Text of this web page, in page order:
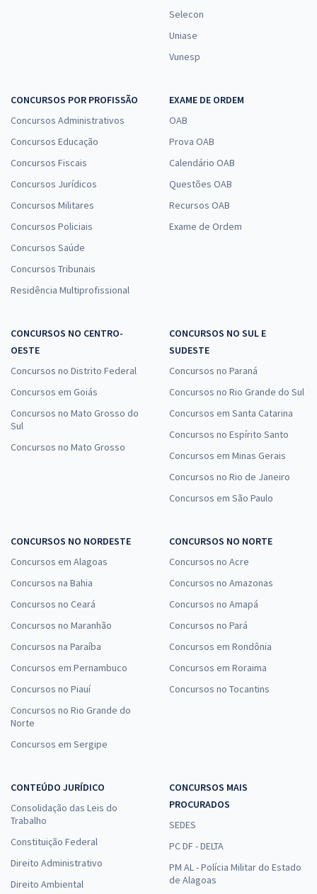
Selecon
Uniase
Vunesp
CONCURSOS POR PROFISSÃO
Concursos Administrativos
Concursos Educação
Concursos Fiscais
Concursos Jurídicos
Concursos Militares
Concursos Policiais
Concursos Saúde
Concursos Tribunais
Residência Multiprofissional
EXAME DE ORDEM
OAB
Prova OAB
Calendário OAB
Questões OAB
Recursos OAB
Exame de Ordem
CONCURSOS NO CENTRO-
OESTE
Concursos no Distrito Federal
Concursos em Goiás
Concursos no Mato Grosso do
Sul
Concursos no Mato Grosso
CONCURSOS NO SUL E
SUDESTE
Concursos no Paraná
Concursos no Rio Grande do Sul
Concursos em Santa Catarina
Concursos no Espírito Santo
Concursos em Minas Gerais
Concursos no Rio de Janeiro
Concursos em São Paulo
CONCURSOS NO NORDESTE
Concursos em Alagoas
Concursos na Bahia
Concursos no Ceará
Concursos no Maranhão
Concursos na Paraíba
Concursos em Pernambuco
Concursos no Piauí
Concursos no Rio Grande do
Norte
Concursos em Sergipe
CONCURSOS NO NORTE
Concursos no Acre
Concursos no Amazonas
Concursos no Amapá
Concursos no Pará
Concursos em Rondônia
Concursos em Roraima
Concursos no Tocantins
CONTEÚDO JURÍDICO
Consolidação das Leis do
Trabalho
Constituição Federal
Direito Administrativo
Direito Ambiental
CONCURSOS MAIS
PROCURADOS
SEDES
PC DF - DELTA
PM AL - Polícia Militar do Estado
de Alagoas